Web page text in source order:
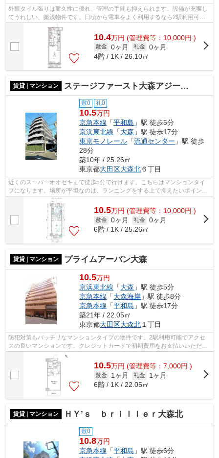
外観タイル張りは耐久性に優れ、管理の手間も抑えられます。設備が充実し
てうれしい、築浅物件です。日頃から電車をよく利用するなら2駅利用可能
な物件はいかがでしょうか。駅まで徒歩...
10.4万円 (管理費等：10,000円 )
敷金 0ヶ月 礼金 0ヶ月
4階 / 1K / 26.10㎡
賃貸 | マンション ステージファースト大森アジールコート
敷0 礼0
10.5万円
京急本線 「平和島 」駅 徒歩5分
京浜東北線 「大森 」駅 徒歩17分
東京モノレール 「流通センター 」駅 徒歩
28分
築10年 / 25.26㎡
東京都大田区大森北６丁目
近くのスーパーオオゼキまで徒歩5分で行けます。こちらはマンションタイ
プになります。場所が平坦なのは、ランニングをする上で抑えたいポイント
ですね。外観タイル張りは、雨風の侵入...
10.5万円 (管理費等：10,000円 )
敷金 0ヶ月 礼金 0ヶ月
6階 / 1K / 25.26㎡
賃貸 | マンション プライムアーバン大森
10.5万円
京浜東北線 「大森 」駅 徒歩5分
京急本線 「大森海岸 」駅 徒歩8分
京急本線 「平和島 」駅 徒歩17分
築21年 / 22.05㎡
東京都大田区大森北 １丁目
防犯対策もバッチリなマンションタイプの物件です。2駅利用可能でアクセ
スの良いマンションです。クレジットカードで初期費用をお支払いいただけ
る物件です。共用部には敷地内ごみ置き...
10.5万円 (管理費等：7,000円 )
敷金 1ヶ月 礼金
1ヶ月
6階 / 1K / 22.05㎡
賃貸 | マンション ＨＹ’ｓ ｂｒｉｌｌｅｒ大森北
敷0
10.8万円
京急本線 「平和島 」駅 徒歩6分